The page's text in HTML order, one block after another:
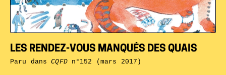
LES RENDEZ-VOUS MANQUÉS DES QUAIS
Paru dansCQFDn°152 (mars 2017)